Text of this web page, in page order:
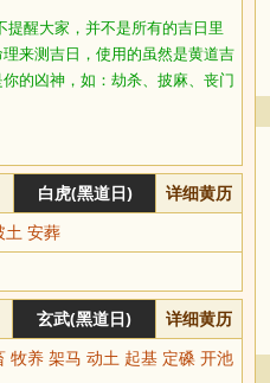
醒大家，并不是所有的吉日里
来测吉日，使用的虽然是黄道吉
的凶神，如：劫杀、披麻、丧门
白虎(黑道日) 详细黄历
土 安葬
玄武(黑道日) 详细黄历
牧养 架马 动土 起基 定磉 开池